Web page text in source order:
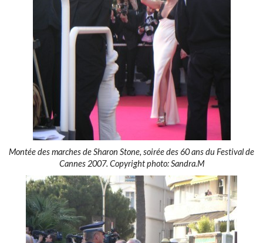
Montée des marches de Sharon Stone, soirée des 60 ans du Festival de
Cannes 2007. Copyright photo: Sandra.M